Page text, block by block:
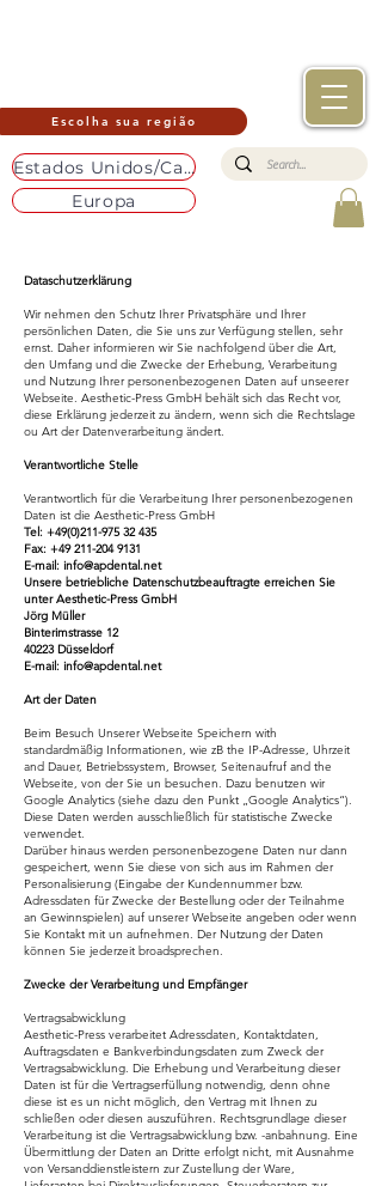
Escolha sua região
Estados Unidos/Canadá
Europa
Dataschutzerklärung
Wir nehmen den Schutz Ihrer Privatsphäre und Ihrer
persönlichen Daten, die Sie uns zur Verfügung stellen, sehr
ernst. Daher informieren wir Sie nachfolgend über die Art,
den Umfang und die Zwecke der Erhebung, Verarbeitung
und Nutzung Ihrer personenbezogenen Daten auf unseerer
Webseite. Aesthetic-Press GmbH behält sich das Recht vor,
diese Erklärung jederzeit zu ändern, wenn sich die Rechtslage
ou Art der Datenverarbeitung ändert.
Verantwortliche Stelle
Verantwortlich für die Verarbeitung Ihrer personenbezogenen
Daten ist die Aesthetic-Press GmbH
Tel: +49(0)211-975 32 435
Fax: +49 211-204 9131
E-mail: info@apdental.net
Unsere betriebliche Datenschutzbeauftragte erreichen Sie
unter Aesthetic-Press GmbH
Jörg Müller
Binterimstrasse 12
40223 Düsseldorf
E-mail: info@apdental.net
Art der Daten
Beim Besuch Unserer Webseite Speichern with
standardmäßig Informationen, wie zB the IP-Adresse, Uhrzeit
and Dauer, Betriebssystem, Browser, Seitenaufruf and the
Webseite, von der Sie un besuchen. Dazu benutzen wir
Google Analytics (siehe dazu den Punkt „Google Analytics“).
Diese Daten werden ausschließlich für statistische Zwecke
verwendet.
Darüber hinaus werden personenbezogene Daten nur dann
gespeichert, wenn Sie diese von sich aus im Rahmen der
Personalisierung (Eingabe der Kundennummer bzw.
Adressdaten für Zwecke der Bestellung oder der Teilnahme
an Gewinnspielen) auf unserer Webseite angeben oder wenn
Sie Kontakt mit un aufnehmen. Der Nutzung der Daten
können Sie jederzeit broadsprechen.
Zwecke der Verarbeitung und Empfänger
Vertragsabwicklung
Aesthetic-Press verarbeitet Adressdaten, Kontaktdaten,
Auftragsdaten e Bankverbindungsdaten zum Zweck der
Vertragsabwicklung. Die Erhebung und Verarbeitung dieser
Daten ist für die Vertragserfüllung notwendig, denn ohne
diese ist es un nicht möglich, den Vertrag mit Ihnen zu
schließen oder diesen auszuführen. Rechtsgrundlage dieser
Verarbeitung ist die Vertragsabwicklung bzw. -anbahnung. Eine
Übermittlung der Daten an Dritte erfolgt nicht, mit Ausnahme
von Versanddienstleistern zur Zustellung der Ware,